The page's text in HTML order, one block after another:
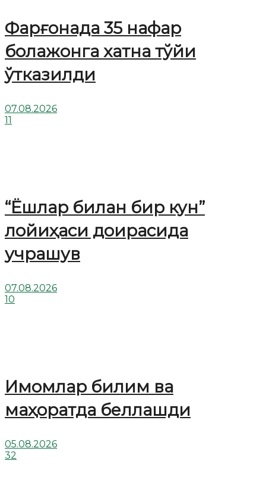
Фарғонада 35 нафар
болажонга хатна тўйи
ўтказилди
07.08.2026
11
“Ёшлар билан бир кун”
лойиҳаси доирасида
учрашув
07.08.2026
10
Имомлар билим ва
маҳоратда беллашди
05.08.2026
32